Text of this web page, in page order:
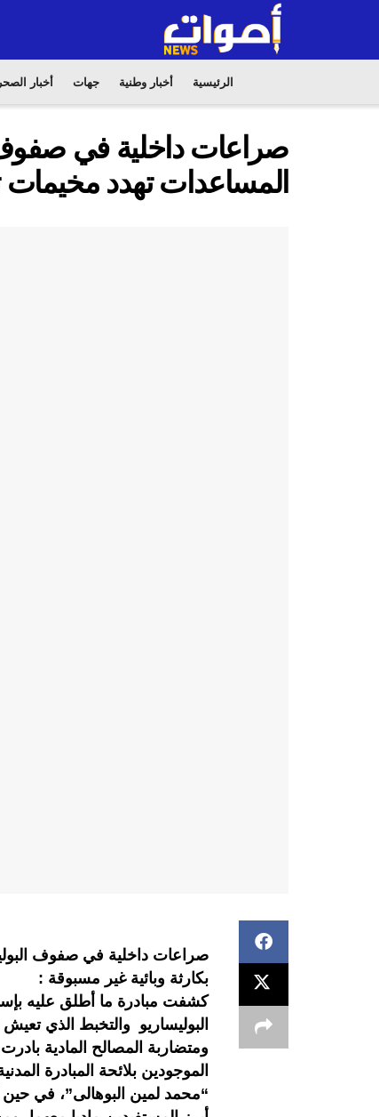
الرئيسية أخبار وطنية جهات أخبار
صراعات داخلية في صفوف
المساعدات تهدد مخيمات
صراعات داخلية في صفوف
بكارثة وبائية غير مسبوقة :
كشفت مبادرة ما أطلق عليه
البوليساريو والتخبط الذي
ومتضاربة المصالح المادية
الموجودين بلائحة المبادرة
“محمد لمين البوهالى”، في حين